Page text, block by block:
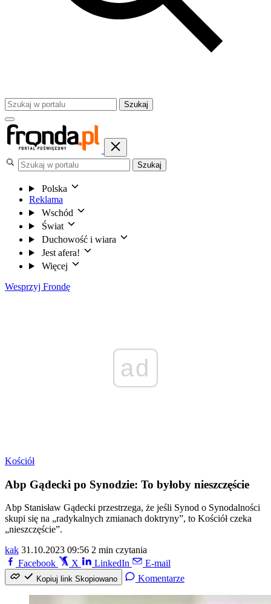
Szukaj
Szukaj
Polska
Reklama
Wschód
Świat
Duchowość i wiara
Jest afera!
Więcej
Wesprzyj Frondę
ad
Kościół
Abp Gądecki po Synodzie: To byłoby nieszczęście
Abp Stanisław Gądecki przestrzega, że jeśli Synod o Synodalności
skupi się na „radykalnych zmianach doktryny”, to Kościół czeka
„nieszczęście”.
kak 31.10.2023 09:56 2 min czytania
Facebook
X LinkedIn E-mail
Kopiuj link Skopiowano Komentarze